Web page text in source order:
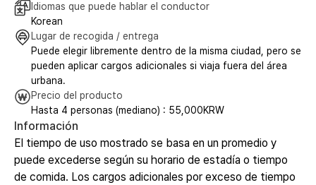
Idiomas que puede hablar el conductor
Korean
Lugar de recogida / entrega
Puede elegir libremente dentro de la misma ciudad, pero se
pueden aplicar cargos adicionales si viaja fuera del área
urbana.
Precio del producto
Hasta 4 personas (mediano) : 55,000KRW
Información
El tiempo de uso mostrado se basa en un promedio y
puede excederse según su horario de estadía o tiempo
de comida. Los cargos adicionales por exceso de tiempo